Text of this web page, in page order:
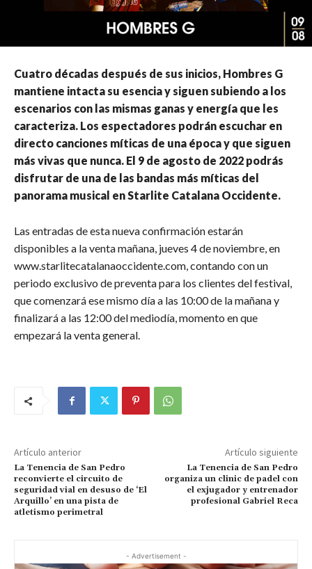
Cuatro décadas después de sus inicios, Hombres G
mantiene intacta su esencia y siguen subiendo a los
escenarios con las mismas ganas y energía que les
caracteriza. Los espectadores podrán escuchar en
directo canciones míticas de una época y que siguen
más vivas que nunca. El 9 de agosto de 2022 podrás
disfrutar de una de las bandas más míticas del
panorama musical en Starlite Catalana Occidente.
Las entradas de esta nueva confirmación estarán
disponibles a la venta mañana, jueves 4 de noviembre, en
www.starlitecatalanaoccidente.com, contando con un
periodo exclusivo de preventa para los clientes del festival,
que comenzará ese mismo día a las 10:00 de la mañana y
finalizará a las 12:00 del mediodía, momento en que
empezará la venta general.
Artículo anterior
La Tenencia de San Pedro
reconvierte el circuito de
seguridad vial en desuso de ‘El
Arquillo’ en una pista de
atletismo perimetral
Artículo siguiente
La Tenencia de San Pedro
organiza un clinic de padel con
el exjugador y entrenador
profesional Gabriel Reca
- Advertisement -